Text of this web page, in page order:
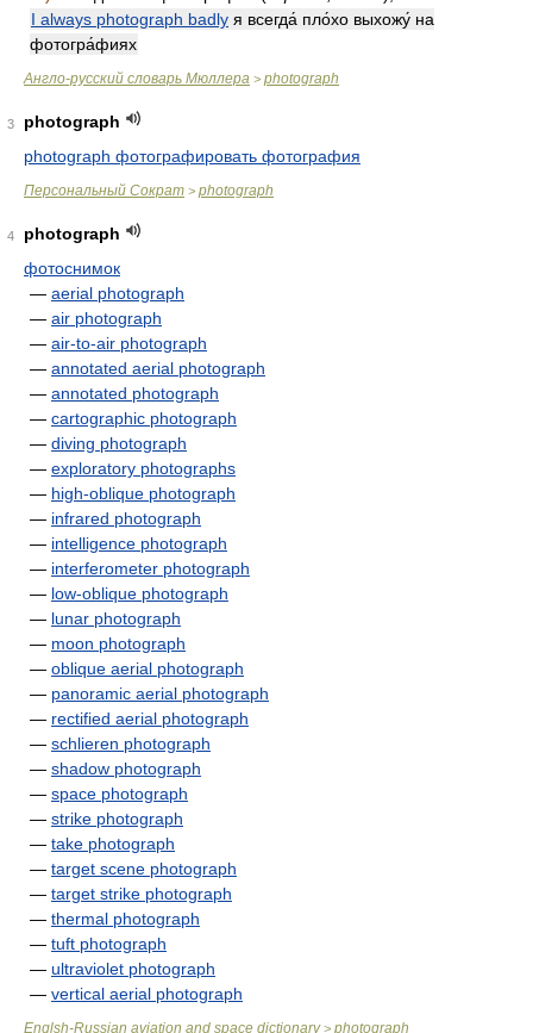
I always photograph badly я всегда́ пло́хо выхожу́ на
фотогра́фиях
Англо-русский словарь Мюллера > photograph
3
photograph
photograph фотографировать фотография
Персональный Сократ > photograph
4
photograph
фотоснимок
— aerial photograph
— air photograph
— air-to-air photograph
— annotated aerial photograph
— annotated photograph
— cartographic photograph
— diving photograph
— exploratory photographs
— high-oblique photograph
— infrared photograph
— intelligence photograph
— interferometer photograph
— low-oblique photograph
— lunar photograph
— moon photograph
— oblique aerial photograph
— panoramic aerial photograph
— rectified aerial photograph
— schlieren photograph
— shadow photograph
— space photograph
— strike photograph
— take photograph
— target scene photograph
— target strike photograph
— thermal photograph
— tuft photograph
— ultraviolet photograph
— vertical aerial photograph
Englsh-Russian aviation and space dictionary> photograph